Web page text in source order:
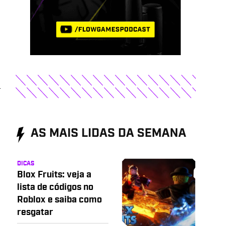
AS MAIS LIDAS DA SEMANA
DICAS
Blox Fruits: veja a
lista de códigos no
Roblox e saiba como
resgatar